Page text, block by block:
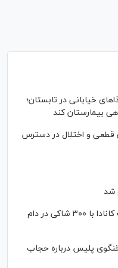
خیابانی در تابستان؛
بیمارستان کند
قطعی و اختلال در دسترس
شد
مدیر کلاهبردار شرکت مهاجرتی به کانادا با ۳۰۰ شاکی در دام
پلیس درباره حجاب